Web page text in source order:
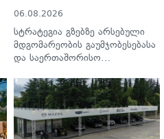
უსაფრთხოების ეროვნული
სტრატეგია და მისი
სამოქმედო გეგმა, რომელიც
2030 წლისთვის საგზაო
დაშავებულთა და
დაღუპულთა რაოდენობის
25%-ით შემცირებას
ითვალისწინებს“
06.08.2026
სტრატეგია გზებზე არსებული
მდგომარეობის გაუმჯობესებასა
და საერთაშორისო
ისახავს მიზნად.